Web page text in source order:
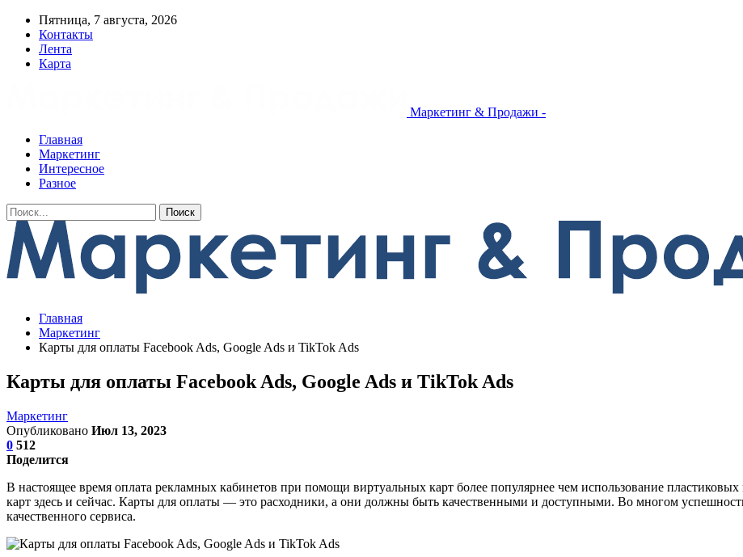
Пятница, 7 августа, 2026
Контакты
Лента
Карта
Маркетинг & Продажи -
Главная
Маркетинг
Интересное
Разное
Главная
Маркетинг
Карты для оплаты Facebook Ads, Google Ads и TikTok Ads
Карты для оплаты Facebook Ads, Google Ads и TikTok Ads
Маркетинг
Опубликовано Июл 13, 2023
0 512
Поделится
В настоящее время оплата рекламных кабинетов при помощи виртуальных карт более популярнее чем использование
карт здесь и сейчас. Карты для оплаты — это расходники, а они должны быть качественными и доступными. Во многом
качественного сервиса.